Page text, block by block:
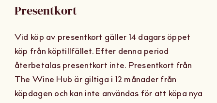
Presentkort
Vid köp av presentkort gäller 14 dagars öppet
köp från köptillfället. Efter denna period
återbetalas presentkort inte. Presentkort från
The Wine Hub är giltiga i 12 månader från
köpdagen och kan inte användas för att köpa nya